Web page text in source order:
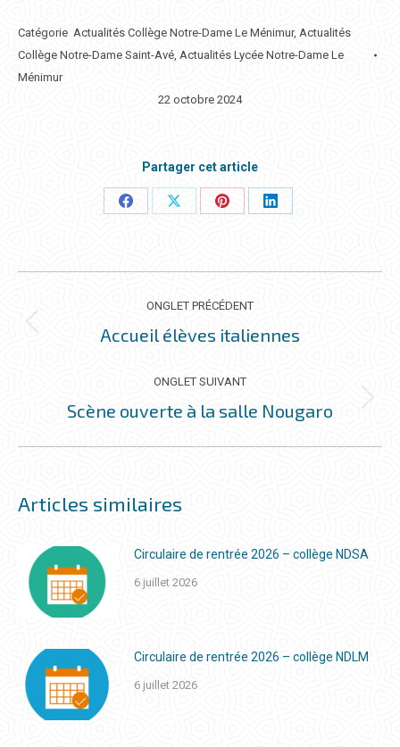
Catégorie Actualités Collège Notre-Dame Le Ménimur, Actualités
Collège Notre-Dame Saint-Avé, Actualités Lycée Notre-Dame Le
Ménimur
22 octobre 2024
Partager cet article
PartagerPartagerPartagerPartager
NAVIGATION
DE
COMMENTAIRE
ONGLET PRÉCÉDENT
Onglet
Accueil élèves italiennes
ONGLET SUIVANT
Onglet
Scène ouverte à la salle Nougaro
Articles similaires
Circulaire de rentrée 2026 – collège NDSA
6 juillet 2026
Circulaire de rentrée 2026 – collège NDLM
6 juillet 2026